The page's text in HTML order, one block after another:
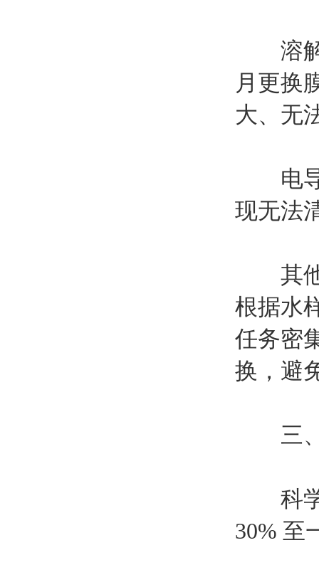
溶解
月更换
大、无
电导
现无法
其他
根据水
任务密
换，避
三、
科学
30% 至